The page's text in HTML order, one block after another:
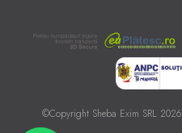
©Copyright Sheba Exim SRL 2026